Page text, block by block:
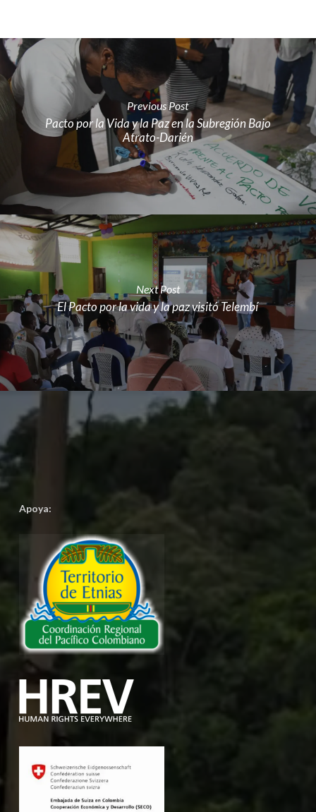
Previous Post
Pacto por la Vida y la Paz en la Subregión Bajo
Atrato-Darién
Next Post
El Pacto por la vida y la paz visitó Telembí
Apoya: